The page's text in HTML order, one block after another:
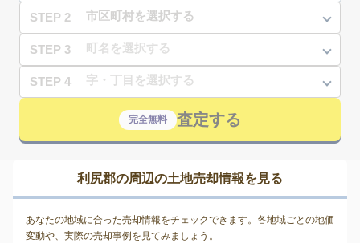
STEP 2
STEP 3
STEP 4
完全無料 査定する
利尻郡の周辺の土地売却情報を見る
あなたの地域に合った売却情報をチェックできます。各地域ごとの地価
変動や、実際の売却事例を見てみましょう。